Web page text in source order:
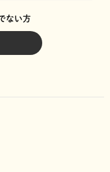
ない方